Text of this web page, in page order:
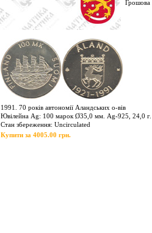
Грошова
1991. 70 років автономії Аландських о-вів
Ювілейна Ag: 100 марок Ø35,0 мм. Ag-925, 24,0 г.
Стан збереження: Uncirculated
Купити за 4005.00 грн.